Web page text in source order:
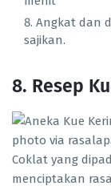
Angkat dan
sajikan.
8. Resep
photo via
Coklat yang
menciptakan